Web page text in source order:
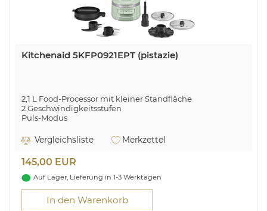
Kitchenaid 5KFP0921EPT (pistazie)
2,1 L Food-Processor mit kleiner Standfläche
2 Geschwindigkeitsstufen
Puls-Modus
Schneid-/Reibscheibe aus Edelstahl
Teigmesser
S-Vielzweckmesser
Schneebesen
Kühlbehälterdeckel
Vergleichsliste Merkzettel
145,00 EUR
Auf Lager, Lieferung in 1-3 Werktagen
In den Warenkorb